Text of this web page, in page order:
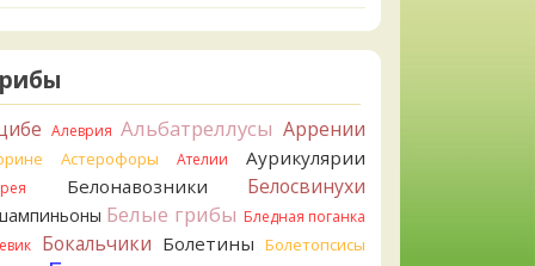
Скорее всего он.
Что-то из рядовок. Цвета на фото вряд
Рядовка мыльная, судя по пластинкам.
сделали, что не взяли.
Подгруздок чёрный, или близкие виды
Алеврия Альбатреллусы Аррении
Астерофоры Ателии Аурикулярии
Белонавозники Белосвинухи
Белые грибы Бледная поганка
Бокальчики Болетины Болетопсисы